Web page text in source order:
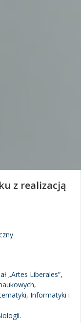
z realizacją
„Artes Liberales”,
Informatyki i